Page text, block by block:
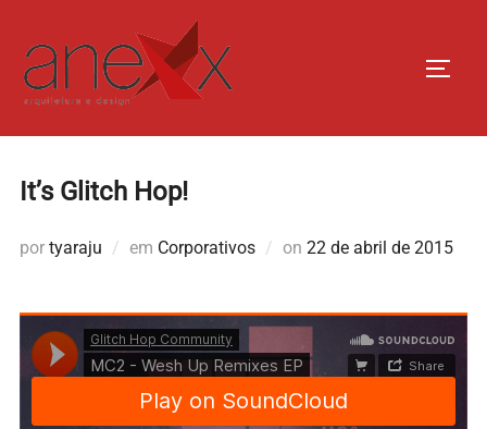
para
conteúdo
It’s Glitch Hop!
por tyaraju em Corporativos on Postado
22 de abril de 2015